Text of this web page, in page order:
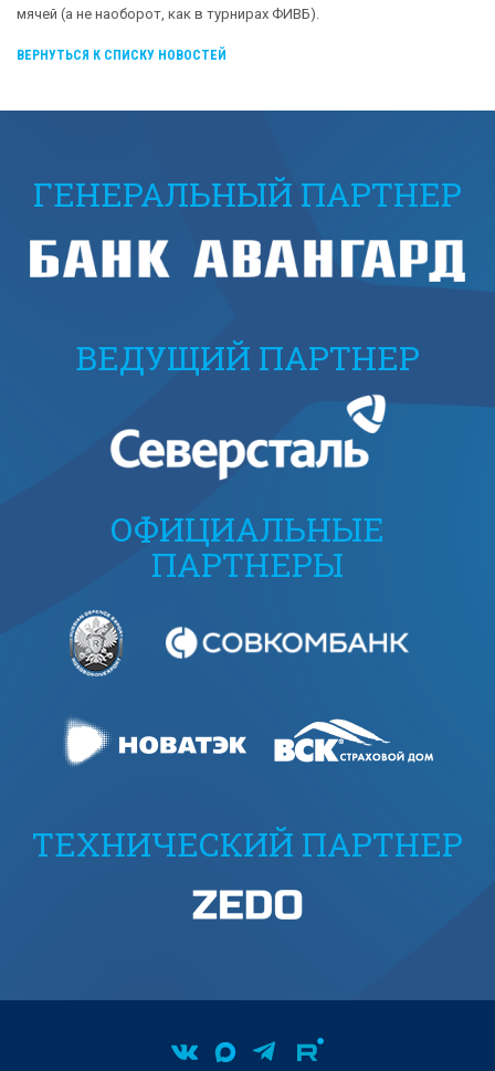
мячей (а не наоборот, как в турнирах ФИВБ).
ВЕРНУТЬСЯ К СПИСКУ НОВОСТЕЙ
ГЕНЕРАЛЬНЫЙ ПАРТНЕР
ВЕДУЩИЙ ПАРТНЕР
ОФИЦИАЛЬНЫЕ
ПАРТНЕРЫ
ТЕХНИЧЕСКИЙ ПАРТНЕР